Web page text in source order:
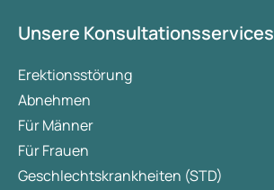
Unsere Konsultationsservices
Erektionsstörung
Abnehmen
Für Männer
Für Frauen
Geschlechtskrankheiten (STD)